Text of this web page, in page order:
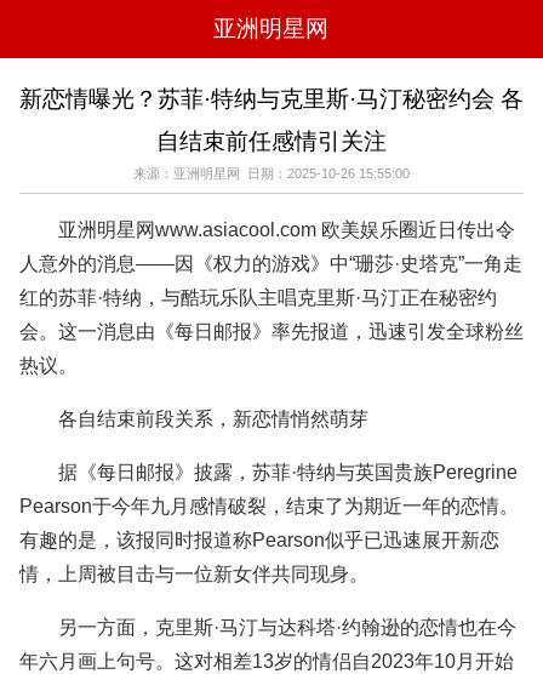
亚洲明星网
电影 电视 综艺
音乐
时尚
八卦 华人男明星
华人女明星
韩国男明星 日本男明星
欧美男明星 泰国女明星
新恋情曝光？苏菲·特纳与克里斯·马汀秘密约会 各
自结束前任感情引关注
来源：亚洲明星网 日期：2025-10-26 15:55:00
亚洲明星网www.asiacool.com 欧美娱乐圈近日传出令
人意外的消息——因《权力的游戏》中“珊莎·史塔克”一角走
红的苏菲·特纳，与酷玩乐队主唱克里斯·马汀正在秘密约
会。这一消息由《每日邮报》率先报道，迅速引发全球粉丝
热议。
各自结束前段关系，新恋情悄然萌芽
据《每日邮报》披露，苏菲·特纳与英国贵族Peregrine
Pearson于今年九月感情破裂，结束了为期近一年的恋情。
有趣的是，该报同时报道称Pearson似乎已迅速展开新恋
情，上周被目击与一位新女伴共同现身。
另一方面，克里斯·马汀与达科塔·约翰逊的恋情也在今
年六月画上句号。这对相差13岁的情侣自2023年10月开始